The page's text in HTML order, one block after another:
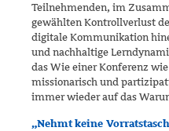
Teilnehmenden, im
gewählten Kontrollverlust
digitale Kommunikation
und nachhaltige
das Wie einer Konferenz
missionarisch und
immer wieder auf das
„Nehmt keine